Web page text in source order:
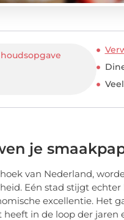
je
van Nederland,
Eén stad stijgt
excellentie. Het
heeft in de loop der jaren